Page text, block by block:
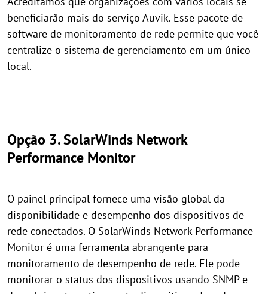
beneficiarão mais do serviço Auvik. Esse pacote de
software de monitoramento de rede permite que você
centralize o sistema de gerenciamento em um único
local.
Opção 3. SolarWinds Network
Performance Monitor
O painel principal fornece uma visão global da
disponibilidade e desempenho dos dispositivos de
rede conectados. O SolarWinds Network Performance
Monitor é uma ferramenta abrangente para
monitoramento de desempenho de rede. Ele pode
monitorar o status dos dispositivos usando SNMP e